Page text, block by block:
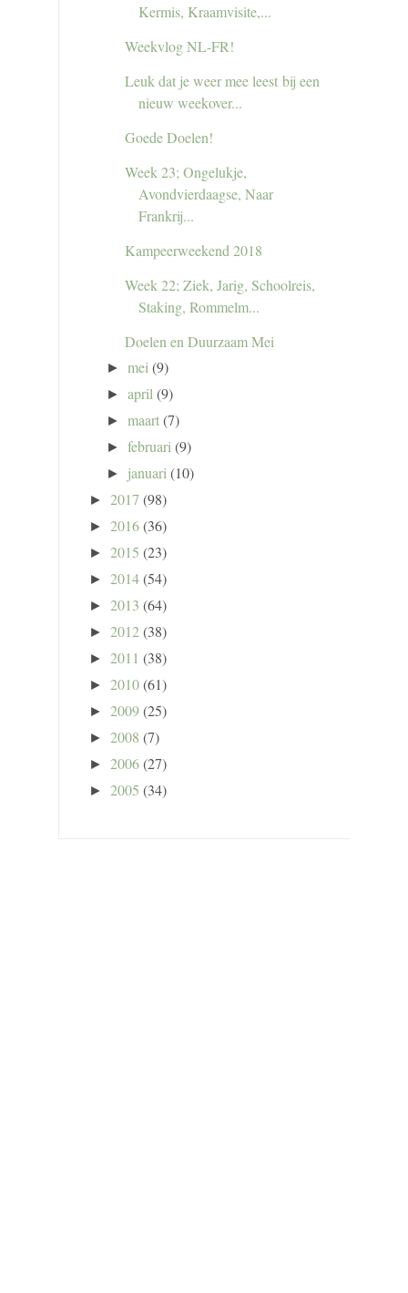
Kermis, Kraamvisite,...
Weekvlog NL-FR!
Leuk dat je weer mee leest bij een
nieuw weekover...
Goede Doelen!
Week 23; Ongelukje,
Avondvierdaagse, Naar
Frankrij...
Kampeerweekend 2018
Week 22; Ziek, Jarig, Schoolreis,
Staking, Rommelm...
Doelen en Duurzaam Mei
►mei (9)
►april (9)
►maart(7)
►februari (9)
► januari (10)
► 2017 (98)
► 2016(36)
► 2015 (23)
► 2014(54)
► 2013 (64)
► 2012(38)
► 2011 (38)
► 2010(61)
► 2009(25)
► 2008 (7)
► 2006(27)
► 2005 (34)